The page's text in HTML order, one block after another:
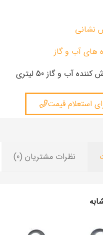
نشانی
های آب و گاز
آب و گاز 50 لیتری
استعلام قیمت
نظرات مشتریان (0)